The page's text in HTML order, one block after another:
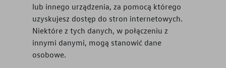
lub innego urządzenia, za pomocą którego
uzyskujesz dostęp do stron internetowych.
Niektóre z tych danych, w połączeniu z
innymi danymi, mogą stanowić dane
osobowe.